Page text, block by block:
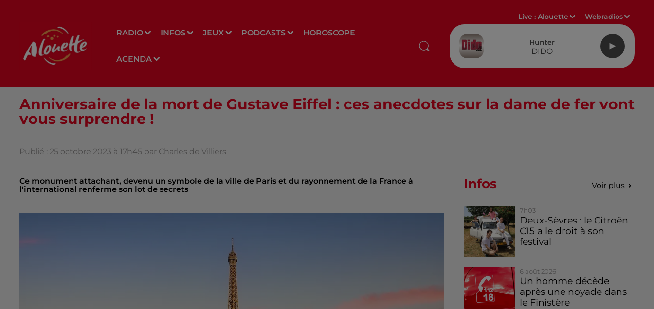
RADIO INFOS JEUX PODCASTS HOROSCOPE
AGENDA
Live :Alouette Webradios
Hunter
DIDO
Anniversaire de la mort de Gustave Eiffel : ces anecdotes sur la dame de fer vont
vous surprendre !
Publié : 25 octobre 2023 à 17h45 par Charles de Villiers
Ce monument attachant, devenu un symbole de la ville de Paris et du rayonnement de la France à
l'international renferme son lot de secrets
Infos Voir plus
7h03
Deux-Sèvres : le Citroën
C15 a le droit à son
festival
6 août 2026
Un homme décède
après une noyade dans
le Finistère